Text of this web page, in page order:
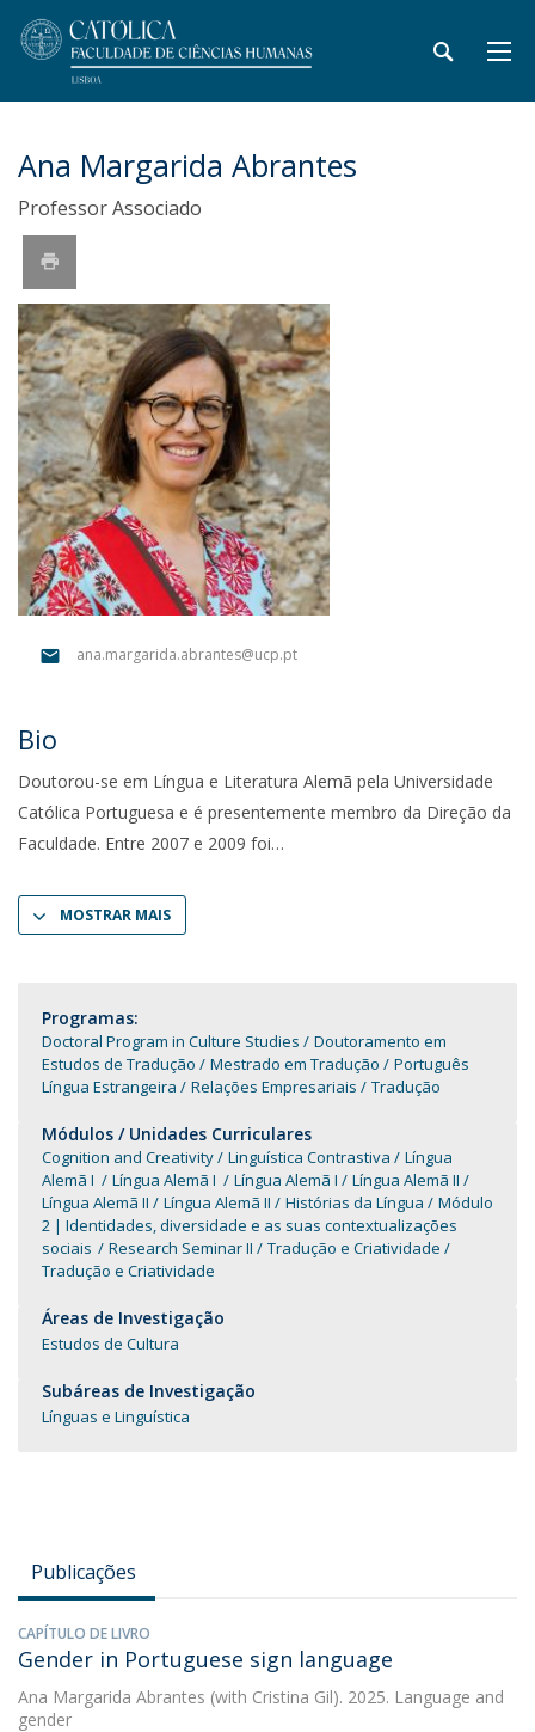
Ana Margarida Abrantes
Professor Associado
ana.margarida.abrantes@ucp.pt
Bio
Doutorou-se em Língua e Literatura Alemã pela Universidade
Católica Portuguesa e é presentemente membro da Direção da
Faculdade. Entre 2007 e 2009 foi
MOSTRAR MAIS
Programas:
Doctoral Program in Culture Studies
Doutoramento em
Estudos de Tradução
Mestrado em Tradução
Português
Língua Estrangeira
Relações Empresariais Tradução
Módulos / Unidades Curriculares
Cognition and Creativity Linguística Contrastiva
Língua
Alemã I
Língua Alemã I Língua Alemã I
Língua Alemã II
Língua Alemã II
Língua Alemã II Histórias da Língua
Módulo
2 | Identidades, diversidade e as suas contextualizações
sociais
Research Seminar II
Tradução e Criatividade
Tradução e Criatividade
Áreas de Investigação
Estudos de Cultura
Subáreas de Investigação
Línguas e Linguística
Publicações
CAPÍTULO DE LIVRO
Gender in Portuguese sign language
Ana Margarida Abrantes (with Cristina Gil). 2025. Language and
gender